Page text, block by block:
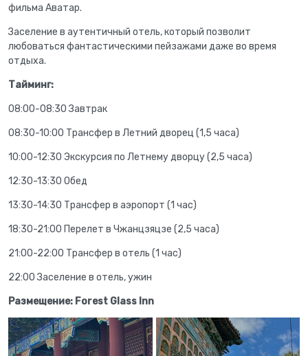
фильма Аватар.
Заселение в аутентичный отель, который позволит
любоваться фантастическими пейзажами даже во время
отдыха.
Тайминг:
08:00-08:30 Завтрак
08:30-10:00 Трансфер в Летний дворец (1,5 часа)
10:00-12:30 Экскурсия по Летнему дворцу (2,5 часа)
12:30-13:30 Обед
13:30-14:30 Трансфер в аэропорт (1 час)
18:30-21:00 Перелет в Чжанцзяцзе (2,5 часа)
21:00-22:00 Трансфер в отель (1 час)
22:00 Заселение в отель, ужин
Размещение: Forest Glass Inn